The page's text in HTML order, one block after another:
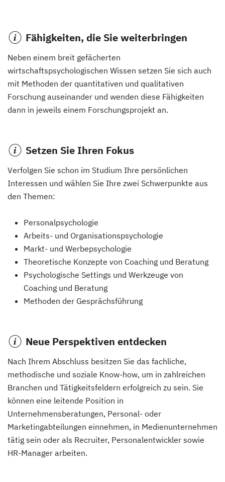
Fähigkeiten, die Sie weiterbringen
Neben einem breit gefächerten
wirtschaftspsychologischen Wissen setzen Sie sich auch
mit Methoden der quantitativen und qualitativen
Forschung auseinander und wenden diese Fähigkeiten
dann in jeweils einem Forschungsprojekt an.
Setzen Sie Ihren Fokus
Verfolgen Sie schon im Studium Ihre persönlichen
Interessen und wählen Sie Ihre zwei Schwerpunkte aus
den Themen:
Personalpsychologie
Arbeits- und Organisationspsychologie
Markt- und Werbepsychologie
Theoretische Konzepte von Coaching und Beratung
Psychologische Settings und Werkzeuge von
Coaching und Beratung
Methoden der Gesprächsführung
Neue Perspektiven entdecken
Nach Ihrem Abschluss besitzen Sie das fachliche,
methodische und soziale Know-how, um in zahlreichen
Branchen und Tätigkeitsfeldern erfolgreich zu sein. Sie
können eine leitende Position in
Unternehmensberatungen, Personal- oder
Marketingabteilungen einnehmen, in Medienunternehmen
tätig sein oder als Recruiter, Personalentwickler sowie
HR-Manager arbeiten.